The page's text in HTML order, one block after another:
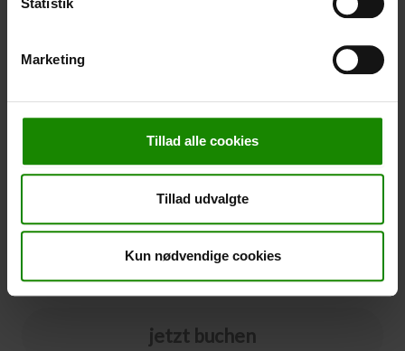
Statistik
Marketing
Tillad alle cookies
Tillad udvalgte
Kun nødvendige cookies
Buchungspreises, mindestens 50,00 DKK.
Bitte beachten Sie, dass optionale Zusatzausrüstung
Bedingungen und Fristen für die Stornierungsversicherung
finden Sie
hier
jetzt buchen